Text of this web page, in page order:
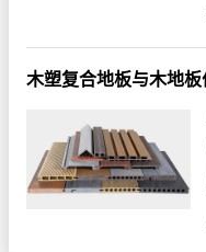
木塑复合地板与木地